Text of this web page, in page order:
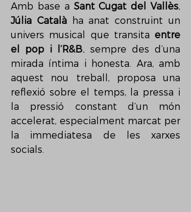
Amb base a Sant Cugat del Vallès
Júlia Català ha anat construint un
univers musical que transita entre
el pop i l’R&B, sempre des d’una
mirada íntima i honesta. Ara, amb
aquest nou treball, proposa una
reflexió sobre el temps, la pressa i
la pressió constant d’un món
accelerat, especialment marcat per
la immediatesa de les xarxes
socials.